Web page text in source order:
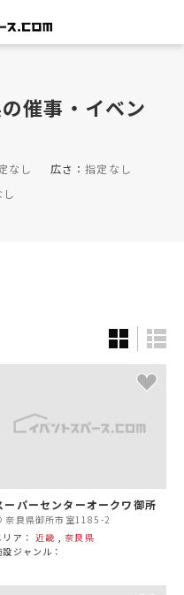
の催事・イベン
なし 広さ：指定なし
ーパーセンターオークワ御所
奈良県御所市室1185-2
リア：近畿
奈良県
設ジャンル：